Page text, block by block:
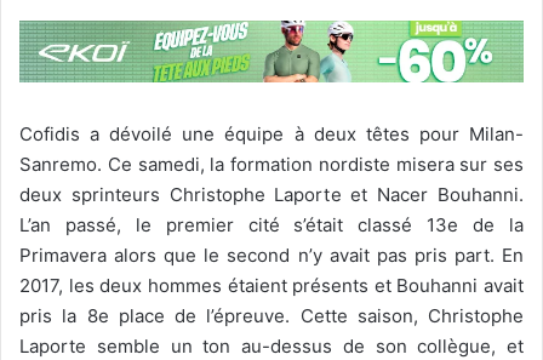
Cofidis a dévoilé une équipe à deux têtes pour Milan-
Sanremo. Ce samedi, la formation nordiste misera sur ses
deux sprinteurs Christophe Laporte et Nacer Bouhanni.
L’an passé, le premier cité s’était classé 13e de la
Primavera alors que le second n’y avait pas pris part. En
2017, les deux hommes étaient présents et Bouhanni avait
pris la 8e place de l’épreuve. Cette saison, Christophe
Laporte semble un ton au-dessus de son collègue, et